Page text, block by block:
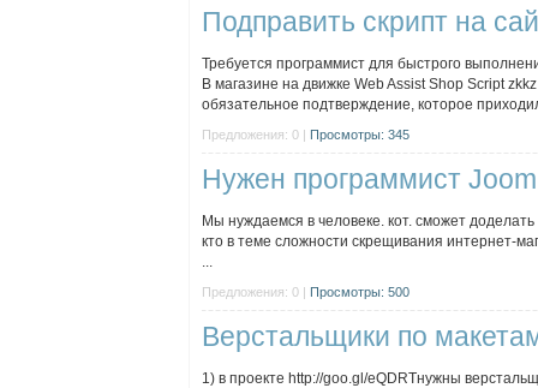
Подправить скрипт на
Требуется программист для быстрого
В магазине на движке Web Assist Shop Script
обязательное подтверждение, которое
Предложения: 0 | Просмотры: 345
Нужен программист
Мы нуждаемся в человеке. кот. сможет
кто в теме сложности скрещивания интернет-
...
Предложения: 0 | Просмотры: 500
Верстальщики по
1) в проекте http://goo.gl/eQDRTнужны